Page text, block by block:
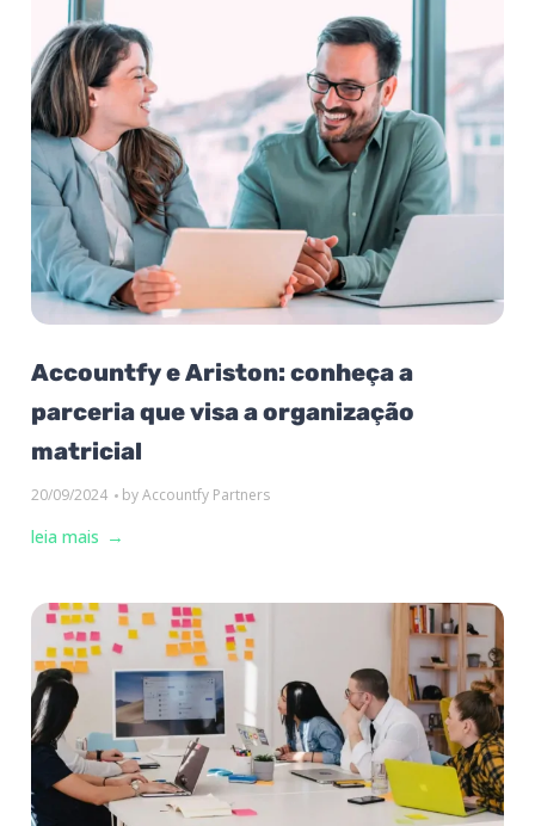
Accountfy e Ariston: conheça a
parceria que visa a organização
matricial
20/09/2024 byAccountfy Partners
leia mais